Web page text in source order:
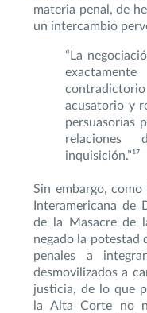
materia penal, de
un intercambio
“La
acusatorio y
persuasorias
relaciones
inquisición.”¹⁷
Sin embargo, como
Interamericana de
de la Masacre de
negado la potestad
penales a
desmovilizados a
justicia, de lo que
la Alta Corte no